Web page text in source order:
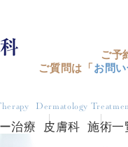
ご予
ご質問は「 お問
治療
Dermatology
皮膚科 施術一